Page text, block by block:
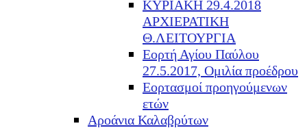
ΚΥΡΙΑΚΗ 29.4.2018
ΑΡΧΙΕΡΑΤΙΚΗ
Θ.ΛΕΙΤΟΥΡΓΙΑ
Εορτή Αγίου Παύλου
27.5.2017, Ομιλία προέδρου
Εορτασμοί προηγούμενων
ετών
Αροάνια Καλαβρύτων